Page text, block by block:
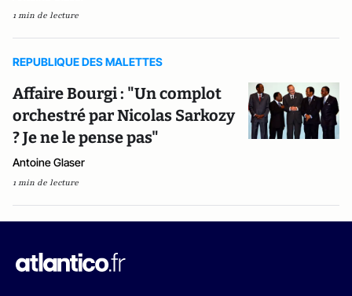
1 min de lecture
REPUBLIQUE DES MALETTES
Affaire Bourgi : "Un complot
orchestré par Nicolas Sarkozy
? Je ne le pense pas"
Antoine Glaser
1 min de lecture